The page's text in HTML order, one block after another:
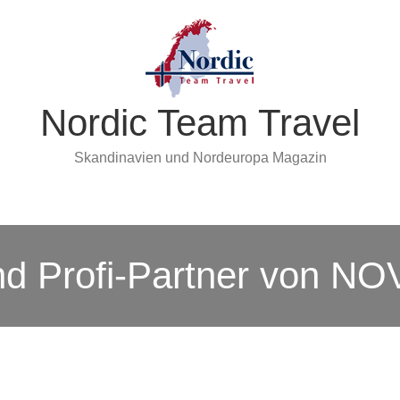
Nordic Team Travel
Skandinavien und Nordeuropa Magazin
Profi-Partner von